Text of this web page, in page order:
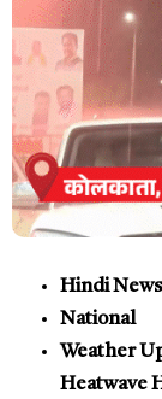
Hindi News
National
Weather
Heatwave